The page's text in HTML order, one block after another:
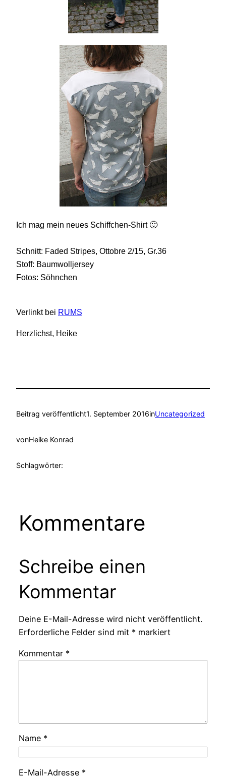
Ich mag mein neues Schiffchen-Shirt 🙂
Schnitt: Faded Stripes, Ottobre 2/15, Gr.36
Stoff: Baumwolljersey
Fotos: Söhnchen
Verlinkt bei RUMS
Herzlichst, Heike
Beitrag veröffentlicht1. September 2016inUncategorized
vonHeike Konrad
Schlagwörter:
Kommentare
Schreibe einen
Kommentar
Deine E-Mail-Adresse wird nicht veröffentlicht.
Erforderliche Felder sind mit * markiert
Kommentar *
Name *
E-Mail-Adresse *